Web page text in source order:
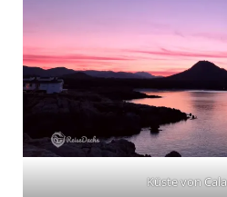
Küste von